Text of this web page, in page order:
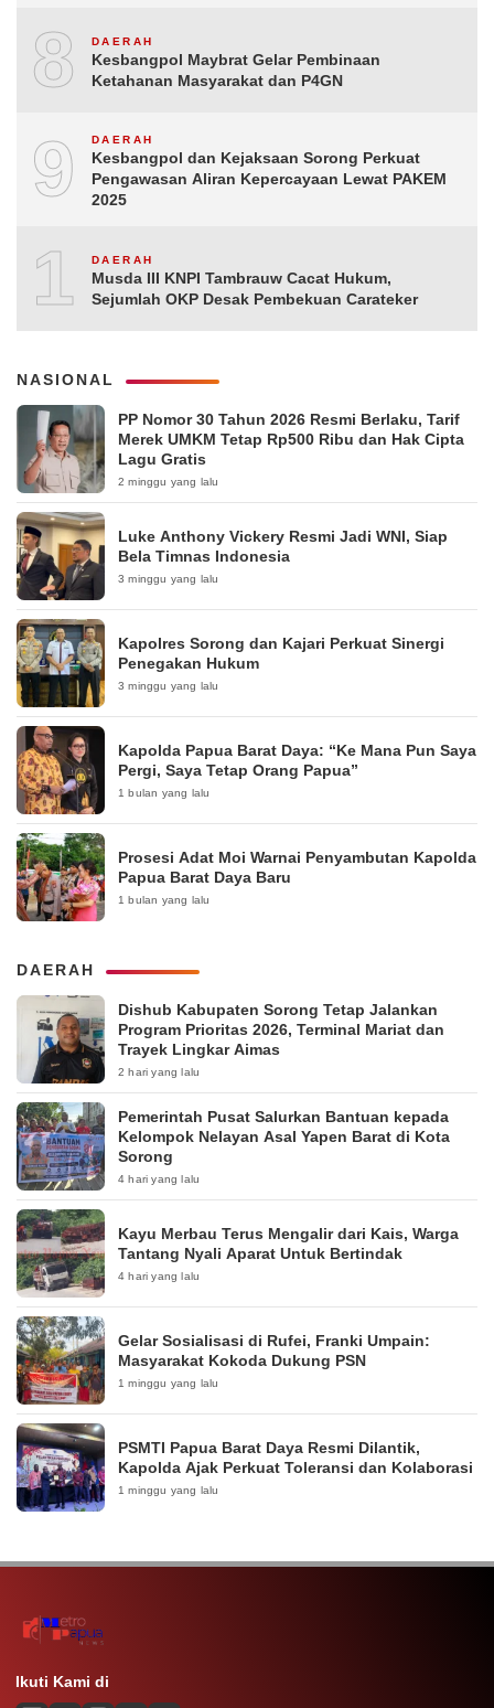
8 DAERAH
Kesbangpol Maybrat Gelar Pembinaan
Ketahanan Masyarakat dan P4GN
9 DAERAH
Kesbangpol dan Kejaksaan Sorong Perkuat
Pengawasan Aliran Kepercayaan Lewat PAKEM
2025
10DAERAH
Musda III KNPI Tambrauw Cacat Hukum,
Sejumlah OKP Desak Pembekuan Carateker
NASIONAL
PP Nomor 30 Tahun 2026 Resmi Berlaku, Tarif
Merek UMKM Tetap Rp500 Ribu dan Hak Cipta
Lagu Gratis
2 minggu yang lalu
Luke Anthony Vickery Resmi Jadi WNI, Siap
Bela Timnas Indonesia
3 minggu yang lalu
Kapolres Sorong dan Kajari Perkuat Sinergi
Penegakan Hukum
3 minggu yang lalu
Kapolda Papua Barat Daya: “Ke Mana Pun Saya
Pergi, Saya Tetap Orang Papua”
1 bulan yang lalu
Prosesi Adat Moi Warnai Penyambutan Kapolda
Papua Barat Daya Baru
1 bulan yang lalu
DAERAH
Dishub Kabupaten Sorong Tetap Jalankan
Program Prioritas 2026, Terminal Mariat dan
Trayek Lingkar Aimas
2 hari yang lalu
Pemerintah Pusat Salurkan Bantuan kepada
Kelompok Nelayan Asal Yapen Barat di Kota
Sorong
4 hari yang lalu
Kayu Merbau Terus Mengalir dari Kais, Warga
Tantang Nyali Aparat Untuk Bertindak
4 hari yang lalu
Gelar Sosialisasi di Rufei, Franki Umpain:
Masyarakat Kokoda Dukung PSN
1 minggu yang lalu
PSMTI Papua Barat Daya Resmi Dilantik,
Kapolda Ajak Perkuat Toleransi dan Kolaborasi
1 minggu yang lalu
Ikuti Kami di